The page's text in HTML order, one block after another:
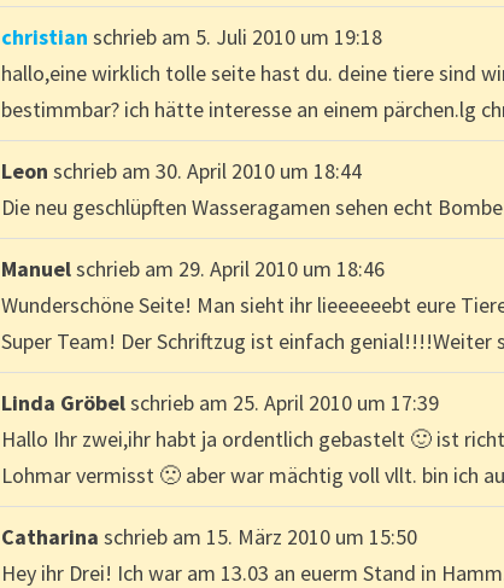
christian schrieb am 5. Juli 2010 um 19:18
hallo,eine wirklich tolle seite hast du. deine tiere sind
bestimmbar? ich hätte interesse an einem pärchen.lg
Leonschrieb am 30. April 2010 um 18:44
Die neu geschlüpften Wasseragamen sehen echt
Manuelschrieb am 29. April 2010 um 18:46
Wunderschöne Seite! Man sieht ihr lieeeeeebt eure
Super Team! Der Schriftzug ist einfach genial!!!!Weiter
Linda Gröbelschrieb am 25. April 2010 um 17:39
Hallo Ihr zwei,ihr habt ja ordentlich gebastelt 🙂 ist
Lohmar vermisst 🙁 aber war mächtig voll vllt. bin ich
Catharinaschrieb am 15. März 2010 um 15:50
Hey ihr Drei! Ich war am 13.03 an euerm Stand in